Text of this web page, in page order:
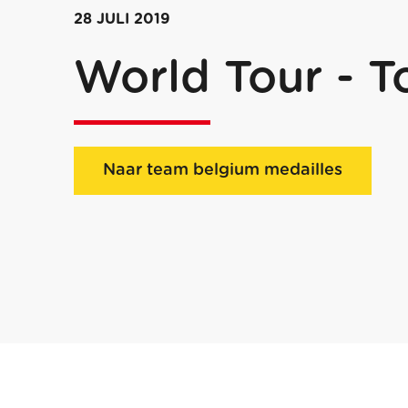
28 JULI 2019
World Tour -
Naar team belgium medailles